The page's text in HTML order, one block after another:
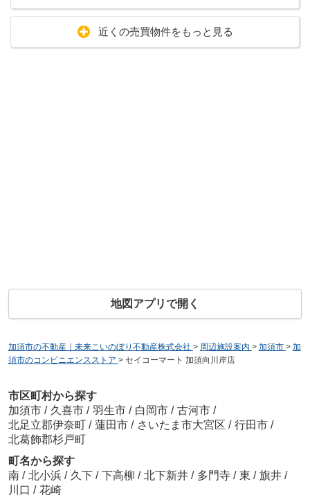
近くの売買物件をもっと見る
地図アプリで開く
加須市の不動産｜未来こいのぼり不動産株式会社 > 周辺施設案内 > 加須市 > 加
須市のコンビニエンスストア > セイコーマート 加須向川岸店
市区町村から探す
加須市 / 久喜市 / 羽生市 / 白岡市 / 古河市 /
北足立郡伊奈町 / 蓮田市 / さいたま市大宮区 / 行田市 /
北葛飾郡杉戸町
町名から探す
南 / 北小浜 / 久下 / 下高柳 / 北下新井 / 多門寺 / 東 / 旗井 /
川口 / 花崎